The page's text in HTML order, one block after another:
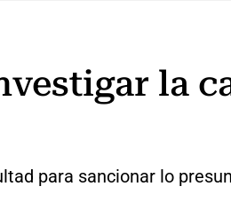
la
para sancionar lo